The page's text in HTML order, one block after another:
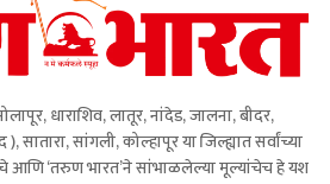
धाराशिव, लातूर, नांदेड, जालना, बीदर,
सातारा, सांगली, कोल्हापूर या जिल्ह्यात सर्वांच्या
आणि ‘तरुण भारत’ने सांभाळलेल्या मूल्यांचेच हे यश